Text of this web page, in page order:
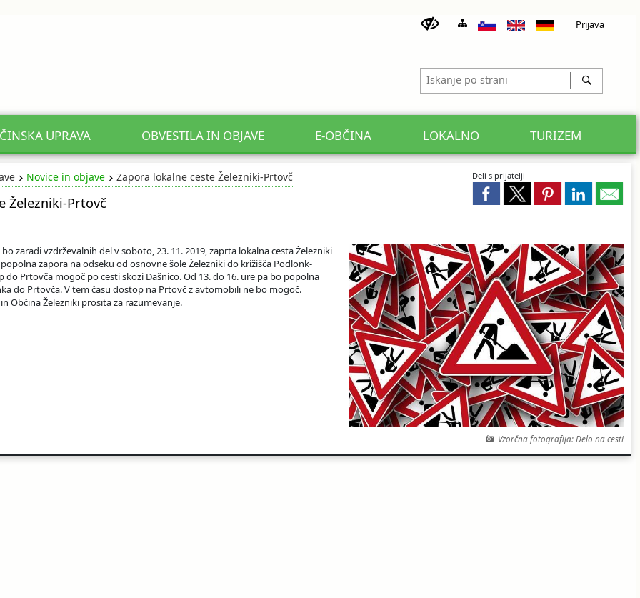
UPRAVA OBVESTILA IN OBJAVE E-OBČINA LOKALNO TURIZEM
Prijava
Deli s prijatelji
Novice in objave Zapora lokalne ceste Železniki-Prtovč
Železniki-Prtovč
Vzorčna fotografija: Delo na cesti
zaradi vzdrževalnih del v soboto, 23. 11. 2019, zaprta lokalna cesta Železniki
zapora na odseku od osnovne šole Železniki do križišča Podlonk-
do Prtovča mogoč po cesti skozi Dašnico. Od 13. do 16. ure pa bo popolna
do Prtovča. V tem času dostop na Prtovč z avtomobili ne bo mogoč.
Občina Železniki prosita za razumevanje.